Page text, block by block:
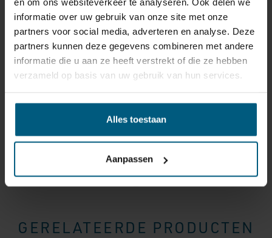
informatie over uw gebruik van onze site met onze
partners voor social media, adverteren en analyse. Deze
partners kunnen deze gegevens combineren met andere
informatie die u aan ze heeft verstrekt of die ze hebben
verzameld op basis van uw gebruik van hun services.
Alles toestaan
Aanpassen
reden ook is, u heeft het recht uw bestelling tot
dagen na ontvangst zonder opgave van reden te
annuleren . Behandel het product met zorg en zorg
ervoor dat deze bij het retour sturen goed verpakt is.
Mocht het product beschadigd zijn of is de verpakking
waardevermindering van het product aan u
GERELATEERDE PRODUCTEN